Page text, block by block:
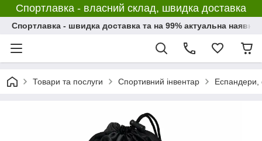
Спортлавка - власний склад, швидка доставка
Спортлавка - швидка доставка та на 99% актуальна
Товари та послуги Спортивний інвентар Еспандери,